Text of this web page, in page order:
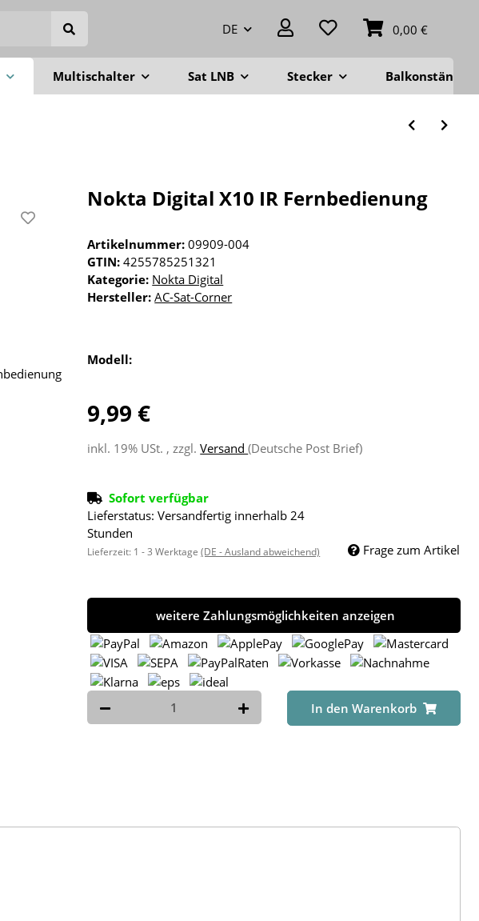
DE 0,00 €
Multischalter Sat LNB Stecker Balkonständer
Nokta Digital X10 IR Fernbedienung
Artikelnummer:09909-004
GTIN: 4255785251321
Kategorie: Nokta Digital
Hersteller: AC-Sat-Corner
Modell:
9,99 €
inkl. 19% USt. , zzgl.Versand(Deutsche Post Brief)
Sofort verfügbar
Lieferstatus: Versandfertig innerhalb 24
Stunden
Lieferzeit: 1 - 3 Werktage(DE - Ausland abweichend) Frage zum Artikel
weitere Zahlungsmöglichkeiten anzeigen
In den Warenkorb